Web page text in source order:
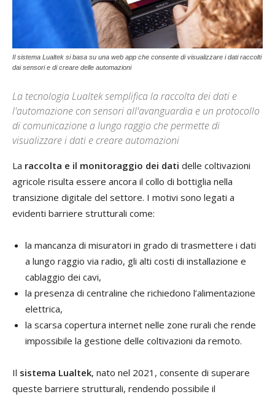
Il sistema Lualtek si basa su una web app che consente di visualizzare i dati raccolti
dai sensori e di creare delle automazioni
La tecnologia Lualtek semplifica la raccolta dei dati e
l'automazione con sensori all'avanguardia e un protocollo
di comunicazione a lungo raggio che permette di
visualizzare i dati e creare automazioni
La raccolta e il monitoraggio dei dati delle coltivazioni
agricole risulta essere ancora il collo di bottiglia nella
transizione digitale del settore. I motivi sono legati a
evidenti barriere strutturali come:
la mancanza di misuratori in grado di trasmettere i dati
a lungo raggio via radio, gli alti costi di installazione e
cablaggio dei cavi,
la presenza di centraline che richiedono l’alimentazione
elettrica,
la scarsa copertura internet nelle zone rurali che rende
impossibile la gestione delle coltivazioni da remoto.
Il sistema Lualtek, nato nel 2021, consente di superare
queste barriere strutturali, rendendo possibile il